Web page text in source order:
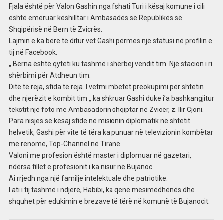
Fjala është për Valon Gashin nga fshati Turi i kësaj komune i cili
është emëruar këshilltar i Ambasadës së Republikës së
Shqipërisë në Bern të Zvicrës.
Lajmin e ka bërë të ditur vet Gashi përmes një statusi në profilin e
tij në Facebook.
„ Berna është qyteti ku tashmë i shërbej vendit tim. Një stacion i ri
shërbimi për Atdheun tim.
Ditë të reja, sfida të reja. I vetmi mbetet preokupimi për shtetin
dhe njerëzit e kombit tim „ ka shkruar Gashi duke i’a bashkangjitur
tekstit një foto me Ambasadorin shqiptar në Zvicër, z. Ilir Gjoni.
Para nisjes së kësaj sfide në misionin diplomatik në shtetit
helvetik, Gashi për vite të tëra ka punuar në televizionin kombëtar
me renome, Top-Channel në Tiranë.
Valoni me profesion është master i diplomuar në gazetari,
ndërsa fillet e profesionit i ka nisur në Bujanoc.
Ai rrjedh nga një familje intelektuale dhe patriotike.
I ati i tij tashmë i ndjerë, Habibi, ka qenë mësimëdhënës dhe
shquhet për edukimin e brezave të tërë në komunë të Bujanocit.